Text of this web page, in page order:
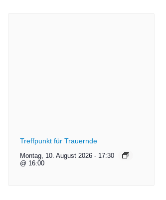
Treffpunkt für Trauernde
Montag, 10. August 2026
@ 16:00
- 17:30